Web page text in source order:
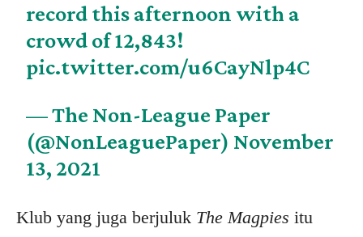
record this afternoon with a
crowd of 12,843!
pic.twitter.com/u6CayNlp4C
— The Non-League Paper
(@NonLeaguePaper) November
13, 2021
Klub yang juga berjuluk The Magpies itu